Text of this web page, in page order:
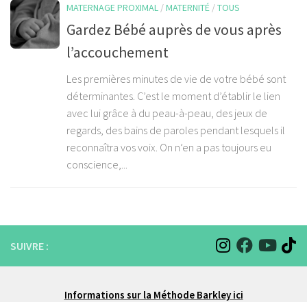
MATERNAGE PROXIMAL /MATERNITÉ /TOUS
Gardez Bébé auprès de vous après
l’accouchement
Les premières minutes de vie de votre bébé sont
déterminantes. C’est le moment d’établir le lien
avec lui grâce à du peau-à-peau, des jeux de
regards, des bains de paroles pendant lesquels il
reconnaîtra vos voix. On n’en a pas toujours eu
conscience,...
SUIVRE :
Informations sur la Méthode Barkley ici